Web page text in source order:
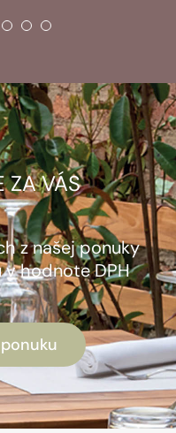
ZA VÁS
z našej ponuky
v hodnote DPH